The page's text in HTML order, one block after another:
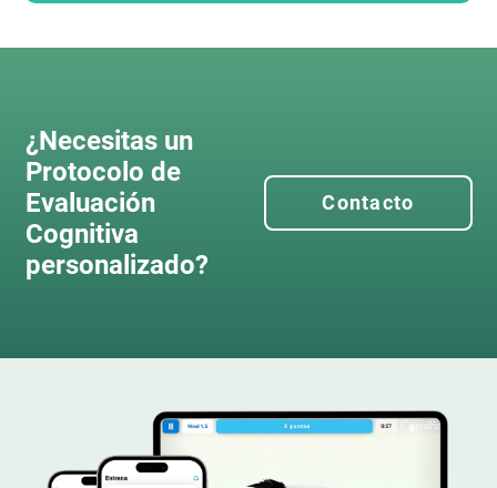
¿Necesitas un
Protocolo de
Evaluación
Cognitiva
personalizado?
Contacto